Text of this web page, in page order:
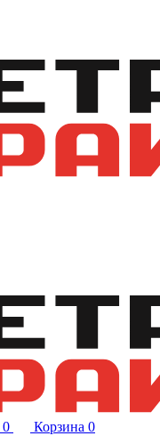
0 Корзина 0